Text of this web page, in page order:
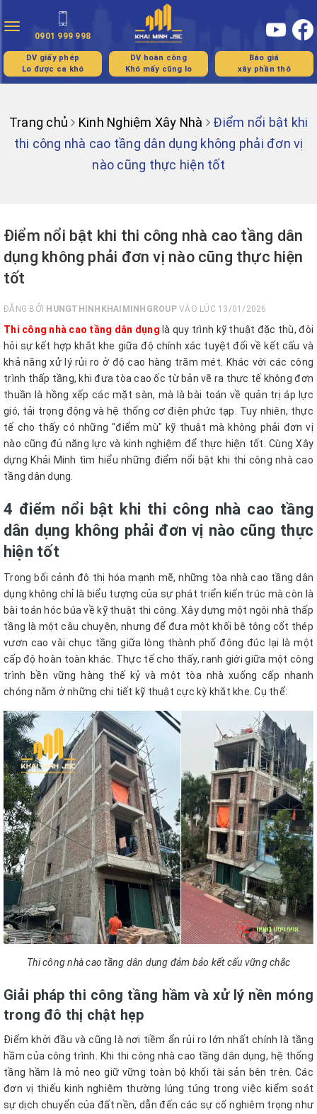
Toggle
navigation
0901 999 998
DV giấy phép
Lo được ca khó
DV hoàn công
Khó mấy cũng lo
Báo giá
xây phần thô
Trang chủ Kinh Nghiệm Xây Nhà
Điểm nổi bật khi
thi công nhà cao tầng dân dụng không phải đơn vị
nào cũng thực hiện tốt
Điểm nổi bật khi thi công nhà cao tầng dân
dụng không phải đơn vị nào cũng thực hiện
tốt
ĐĂNG BỞI HUNGTHINHKHAIMINHGROUPVÀO LÚC 13/01/2026
Thi công nhà cao tầng dân dụng là quy trình kỹ thuật đặc thù, đòi
hỏi sự kết hợp khắt khe giữa độ chính xác tuyệt đối về kết cấu và
khả năng xử lý rủi ro ở độ cao hàng trăm mét. Khác với các công
trình thấp tầng, khi đưa tòa cao ốc từ bản vẽ ra thực tế không đơn
thuần là hồng xếp các mặt sàn, mà là bài toán về quản trị áp lực
gió, tải trọng động và hệ thống cơ điện phức tạp. Tuy nhiên, thực
tế cho thấy có những "điểm mù" kỹ thuật mà không phải đơn vị
nào cũng đủ năng lực và kinh nghiệm để thực hiện tốt. Cùng Xây
dựng Khải Minh tìm hiểu những điểm nổi bật khi thi công nhà cao
tầng dân dụng.
4 điểm nổi bật khi thi công nhà cao tầng
dân dụng không phải đơn vị nào cũng thực
hiện tốt
Trong bối cảnh đô thị hóa mạnh mẽ, những tòa nhà cao tầng dân
dụng không chỉ là biểu tượng của sự phát triển kiến trúc mà còn là
bài toán hóc búa về kỹ thuật thi công. Xây dựng một ngôi nhà thấp
tầng là một câu chuyện, nhưng để đưa một khối bê tông cốt thép
vươn cao vài chục tầng giữa lòng thành phố đông đúc lại là một
cấp độ hoàn toàn khác. Thực tế cho thấy, ranh giới giữa một công
trình bền vững hàng thế kỷ và một tòa nhà xuống cấp nhanh
chóng nằm ở những chi tiết kỹ thuật cực kỳ khắt khe. Cụ thể:
Thi công nhà cao tầng dân dụng đảm bảo kết cấu vững chắc
Giải pháp thi công tầng hầm và xử lý nền móng
trong đô thị chật hẹp
Điểm khởi đầu và cũng là nơi tiềm ẩn rủi ro lớn nhất chính là tầng
hầm của công trình. Khi thi công nhà cao tầng dân dụng, hệ thống
tầng hầm là mỏ neo giữ vững toàn bộ khối tài sản bên trên. Các
đơn vị thiếu kinh nghiệm thường lúng túng trong việc kiểm soát
sự dịch chuyển của đất nền, dẫn đến các sự cố nghiêm trọng như